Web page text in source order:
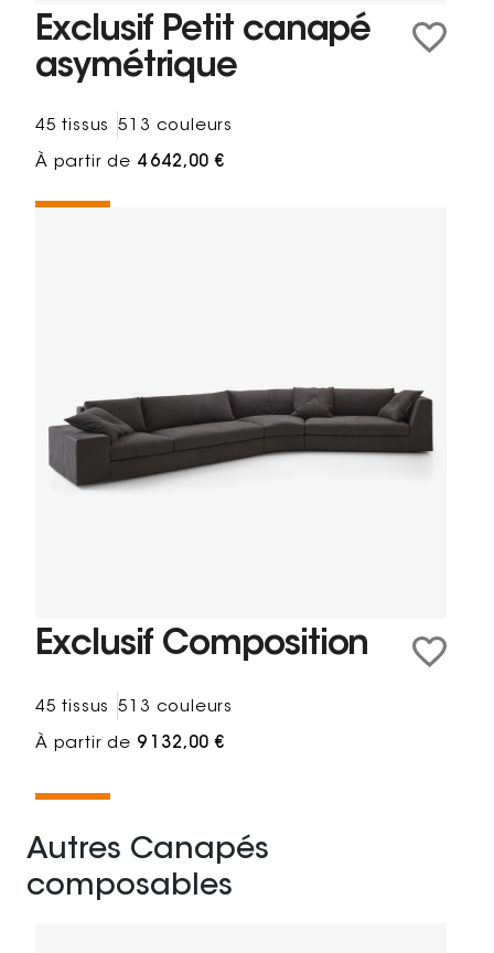
Exclusif Petit canapé
asymétrique
45 tissus 513 couleurs
À partir de 4 642,00 €
Exclusif Composition
45 tissus 513 couleurs
À partir de 9 132,00 €
Autres Canapés
composables